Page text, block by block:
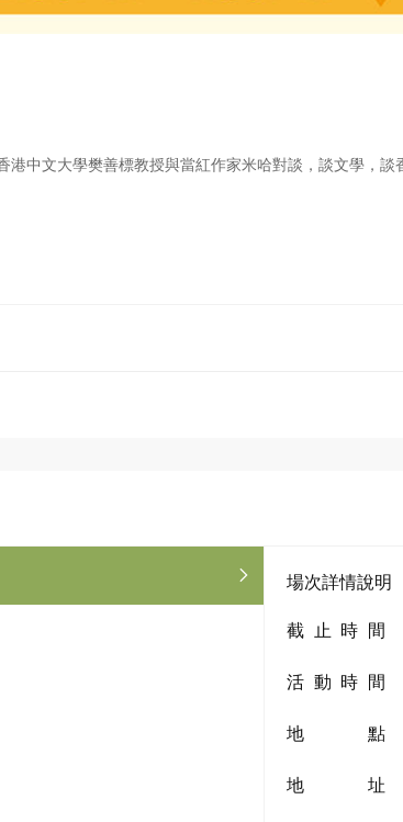
中文大學樊善標教授與當紅作家米哈對談，談文學，談
場次詳情說明
截止時間
活動時間
地點
地址